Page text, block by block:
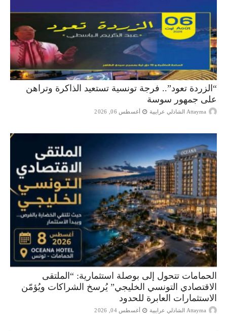
“الزردة تعود”.. فرجة تونسية تستعيد الذاكرة وتراهن
على جمهور سوسة
Attayma الشاذلي عرايبية أغسطس 06, 2026
الحمامات تتحول إلى بوصلة استثمارية: “الملتقى
الاقتصادي التونسي الخليجي” يُرسخ الشراكات ويُؤمّن
الاستثمارات العابرة للحدود
Attayma الشاذلي عرايبية أغسطس 04, 2026